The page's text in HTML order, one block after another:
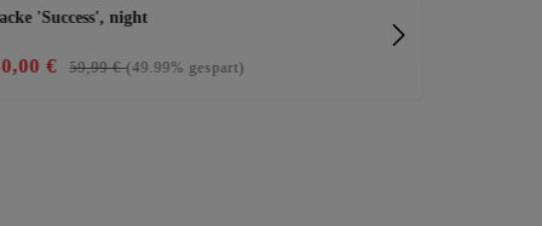
'Success', night
€ 59,99 €(49.99% gespart)